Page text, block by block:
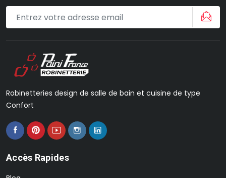
Robinetteries design de salle de bain et cuisine de type
Confort
Accès Rapides